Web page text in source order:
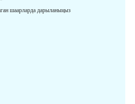
шаарларда дарыланыңыз